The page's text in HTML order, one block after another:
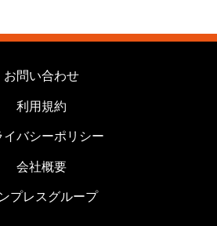
お問い合わせ
利用規約
イバシーポリシー
会社概要
プレスグループ